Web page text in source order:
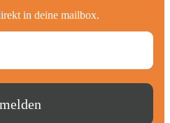
in deine mailbox.